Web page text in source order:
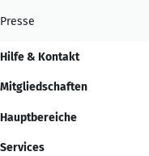
Presse
Hilfe & Kontakt
Mitgliedschaften
Hauptbereiche
Services